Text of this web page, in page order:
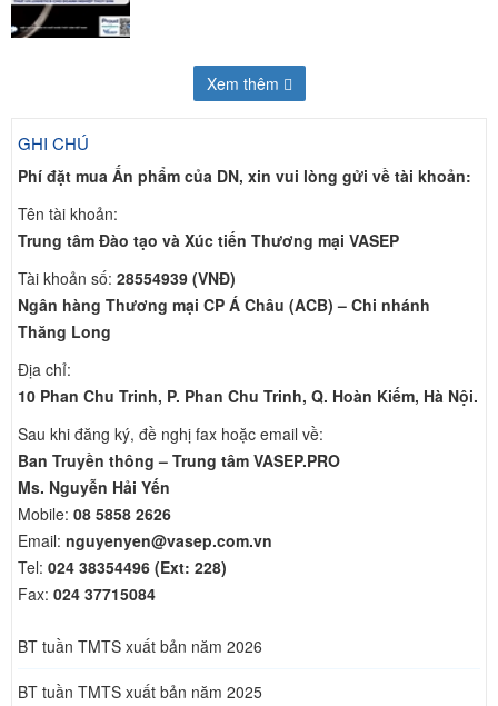
Xem thêm
GHI CHÚ
Phí đặt mua Ấn phẩm của DN, xin vui lòng gửi về tài khoản:
Tên tài khoản:
Trung tâm Đào tạo và Xúc tiến Thương mại VASEP
Tài khoản số: 28554939 (VNĐ)
Ngân hàng Thương mại CP Á Châu (ACB) – Chi nhánh
Thăng Long
Địa chỉ:
10 Phan Chu Trinh, P. Phan Chu Trinh, Q. Hoàn Kiếm, Hà Nội.
Sau khi đăng ký, đề nghị fax hoặc email về:
Ban Truyền thông – Trung tâm VASEP.PRO
Ms. Nguyễn Hải Yến
Mobile: 08 5858 2626
Email: nguyenyen@vasep.com.vn
Tel: 024 38354496 (Ext: 228)
Fax: 024 37715084
BT tuần TMTS xuất bản năm 2026
BT tuần TMTS xuất bản năm 2025